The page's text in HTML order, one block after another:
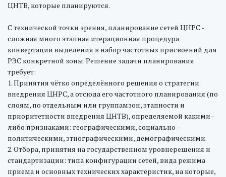
ЦНТВ, которые планируются.
С технической точки зрения, планирование сетей ЦНРС -
сложная много этапная итерационная процедура
конвертации выделения в набор частотных присвоений для
РЭС конкретной зоны. Решение задачи планирования
требует:
1. Принятия чётко определённого решения о стратегии
внедрения ЦНРС, а отсюда его частотного планирования (по
слоям, по отдельным или группамзон, этапности и
приоритетности внедрения ЦНТВ), определяемой какими–
либо признаками: географическими, социально –
политическими, этнографическими, демографическими.
2. Отбора, принятия на государственном уровнерешения и
стандартизации: типа конфигурации сетей, вида режима
приема и основных технических характеристик, на которые,